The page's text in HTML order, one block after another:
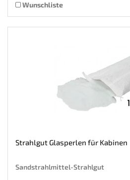
Wunschliste
Strahlgut Glasperlen für Kabinen
Sandstrahlmittel-Strahlgut